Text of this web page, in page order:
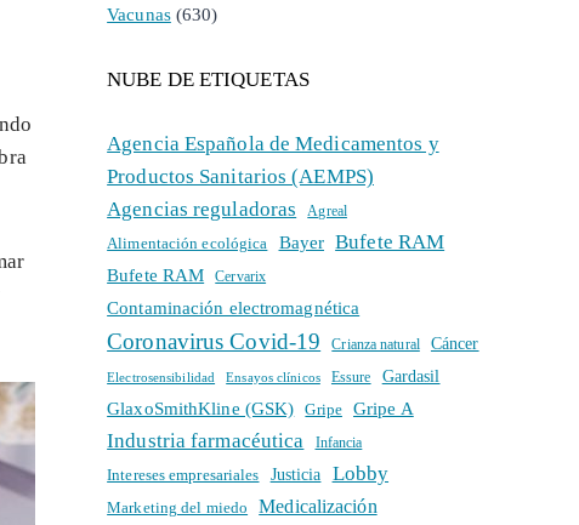
Vacunas(630)
NUBE DE ETIQUETAS
Agencia Española de Medicamentos y
Productos Sanitarios (AEMPS)
Agencias reguladoras
Agreal
Alimentación ecológica Bayer Bufete RAM
Bufete RAM Cervarix
Contaminación electromagnética
Coronavirus Covid-19 Crianza natural Cáncer
Electrosensibilidad Ensayos clínicos Essure Gardasil
GlaxoSmithKline (GSK) Gripe Gripe A
Industria farmacéutica Infancia
Intereses empresariales Justicia Lobby
Marketing del miedo Medicalización